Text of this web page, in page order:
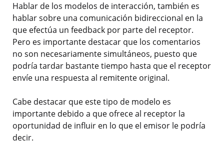
Hablar de los modelos de interacción, también es
hablar sobre una comunicación bidireccional en la
que efectúa un feedback por parte del receptor.
Pero es importante destacar que los comentarios
no son necesariamente simultáneos, puesto que
podría tardar bastante tiempo hasta que el receptor
envíe una respuesta al remitente original.
Cabe destacar que este tipo de modelo es
importante debido a que ofrece al receptor la
oportunidad de influir en lo que el emisor le podría
decir.